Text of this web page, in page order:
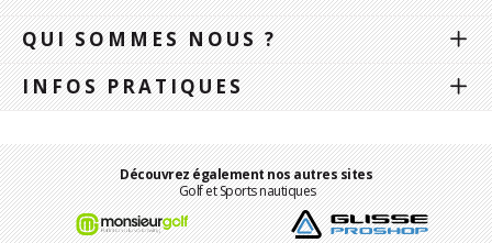
QUI SOMMES NOUS ?
INFOS PRATIQUES
Découvrez également nos autres sites
Golf et Sports nautiques